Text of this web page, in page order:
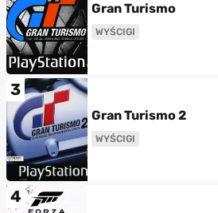
Gran Turismo
WYŚCIGI
3
Gran Turismo 2
WYŚCIGI
4